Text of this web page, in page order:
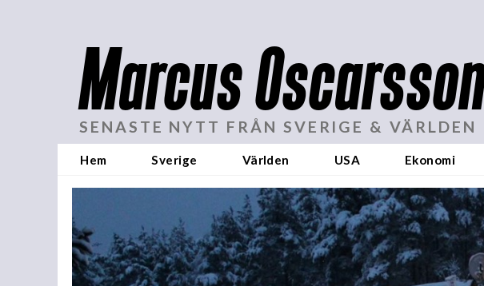
Marcus Oscarsson
SENASTE NYTT FRÅN SVERIGE & VÄRLDEN
Hem Sverige Världen USA Ekonomi